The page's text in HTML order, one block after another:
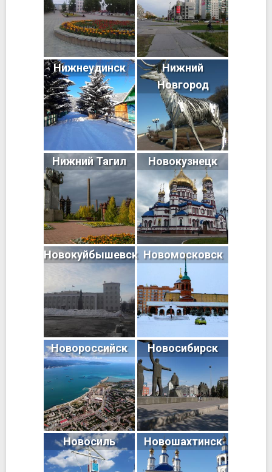
Нижнеудинск
Нижний
Новгород
Нижний Тагил Новокузнецк
Новокуйбышевск Новомосковск
Новороссийск Новосибирск
Новосиль Новошахтинск